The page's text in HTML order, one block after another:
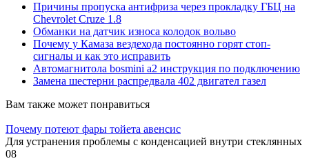
Причины пропуска антифриза через прокладку ГБЦ на
Chevrolet Cruze 1.8
Обманки на датчик износа колодок вольво
Почему у Камаза вездехода постоянно горят стоп-
сигналы и как это исправить
Автомагнитола bosmini а2 инструкция по подключению
Замена шестерни распредвала 402 двигател газел
Вам также может понравиться
Почему потеют фары тойета авенсис
Для устранения проблемы с конденсацией внутри стеклянных
08